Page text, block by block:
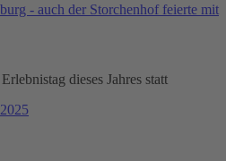
- auch der Storchenhof feierte mit
dieses Jahres statt